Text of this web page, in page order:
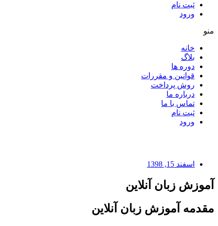
ثبت نام
ورود
منو
خانه
بلاگ
دوره ها
قوانین و مقررات
روش پرداخت
درباره ما
تماس با ما
ثبت نام
ورود
اسفند 15, 1398
آموزش زبان آنلاین
مقدمه آموزش زبان آنلاین